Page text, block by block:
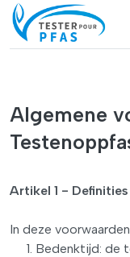
Algemene
Artikel 1 - Definities
In deze
Bedenktijd: de